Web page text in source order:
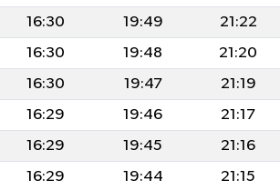
16:30 19:49
21:22
16:30 19:48
21:20
16:30 19:47
21:19
16:29 19:46
21:17
16:29 19:45
21:16
16:29 19:44
21:15